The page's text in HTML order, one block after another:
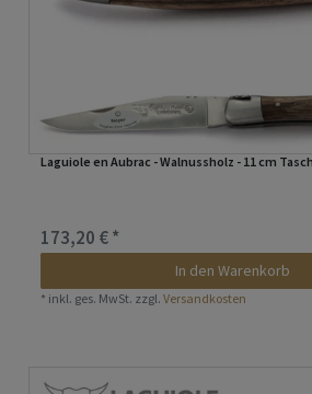
Laguiole en Aubrac - Walnussholz - 11 cm
173,20 € *
In den Warenkorb
* inkl. ges. MwSt. zzgl.Versandkosten